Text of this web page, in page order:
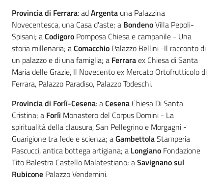
Provincia di Ferrara: adArgenta una Palazzina
Novecentesca, una Casa d'aste; a BondenoVilla Pepoli-
Spisani; aCodigoro Pomposa Chiesa e campanile - Una
storia millenaria; aComacchio Palazzo Bellini -Il racconto di
un palazzo e di una famiglia; a Ferraraex Chiesa di Santa
Maria delle Grazie, Il Novecento ex Mercato Ortofrutticolo di
Ferrara, Palazzo Paradiso, Palazzo Todeschi.
Provincia di Forlì-Cesena: aCesena Chiesa Di Santa
Cristina; a Forlì Monastero del Corpus Domini - La
spiritualità della clausura, San Pellegrino e Morgagni -
Guarigione tra fede e scienza; aGambettolaStamperia
Pascucci, antica bottega artigiana; a Longiano Fondazione
Tito Balestra Castello Malatestiano; aSavignano sul
Rubicone Palazzo Vendemini.